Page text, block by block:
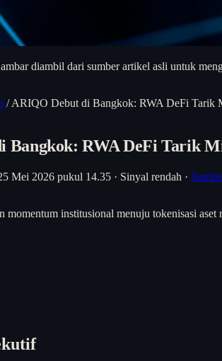
diambil dari sumber artikel asli untuk
/ ARIQO Debut di Bangkok: RWA DeFi Tarik
Bangkok: RWA DeFi Tarik
Mei 2026 pukul 14.35 · Sinyal rendah ·
momentum institusional menuju tokenisasi